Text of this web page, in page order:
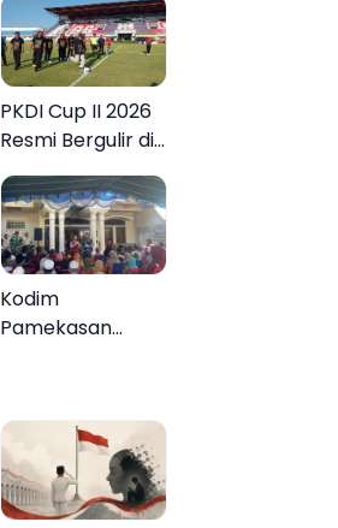
PKDI Cup II 2026
Resmi Bergulir di
Desa se-Madura
Rebut Tiket ke
Tingkat Nasional
Kodim
Pamekasan
Gratis, 160 Warga
Kembali Melihat
Lebih Jelas